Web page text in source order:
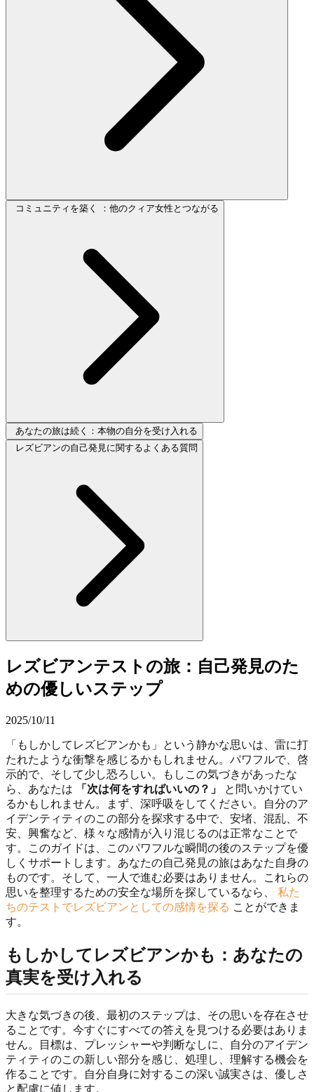
コミュニティを築く ：他のクィア女性とつながる
あなたの旅は続く：本物の自分を受け入れる
レズビアンの自己発見に関するよくある質問
レズビアンテストの旅：自己発見のた
めの優しいステップ
2025/10/11
「もしかしてレズビアンかも」という静かな思いは、雷に打
たれたような衝撃を感じるかもしれません。パワフルで、啓
示的で、そして少し恐ろしい。もしこの気づきがあったな
ら、あなたは
「次は何をすればいいの？」
と問いかけてい
るかもしれません。まず、深呼吸をしてください。自分のア
イデンティティのこの部分を探求する中で、安堵、混乱、不
安、興奮など、様々な感情が入り混じるのは正常なことで
す。このガイドは、このパワフルな瞬間の後のステップを優
しくサポートします。あなたの自己発見の旅はあなた自身の
ものです。そして、一人で進む必要はありません。これらの
思いを整理するための安全な場所を探しているなら、 私た
ちのテストでレズビアンとしての感情を探る ことができま
す。
もしかしてレズビアンかも：あなたの
真実を受け入れる
大きな気づきの後、最初のステップは、その思いを存在させ
ることです。今すぐにすべての答えを見つける必要はありま
せん。目標は、プレッシャーや判断なしに、自分のアイデン
ティティのこの新しい部分を感じ、処理し、理解する機会を
作ることです。自分自身に対するこの深い誠実さは、優しさ
と配慮に値します。